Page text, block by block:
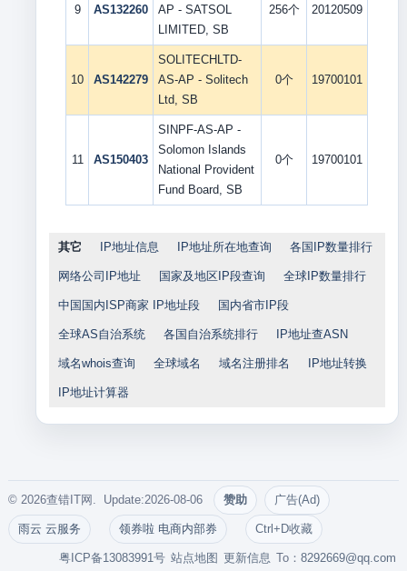
9 AS132260
AP - SATSOL
LIMITED, SB
256个 20120509
10 AS142279
SOLITECHLTD-
AS-AP - Solitech
Ltd, SB
0个 19700101
11 AS150403
SINPF-AS-AP -
Solomon Islands
National Provident
Fund Board, SB
0个 19700101
其它 IP地址信息 IP地址所在地查询 各国IP数量排行
网络公司IP地址 国家及地区IP段查询 全球IP数量排行
中国国内ISP商家 IP地址段 国内省市IP段
全球AS自治系统 各国自治系统排行 IP地址查ASN
域名whois查询 全球域名 域名注册排名 IP地址转换
IP地址计算器
© 2026查错IT网. Update:2026-08-06 赞助 广告(Ad)
雨云 云服务 领券啦 电商内部券 Ctrl+D收藏
To：8292669@qq.com
更新信息
站点地图
粤ICP备13083991号